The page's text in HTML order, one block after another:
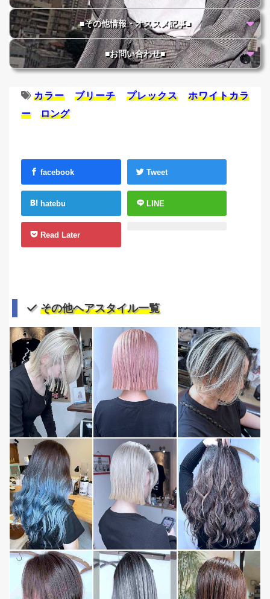
■その他情報・オススメ記事■
■お問い合わせ■
カラー ブリーチ プレックス
ホワイトカラ
ー
ロング
facebook Tweet
hatebu LINE
Read Later
その他ヘアスタイル一覧